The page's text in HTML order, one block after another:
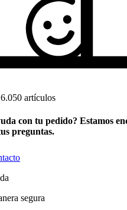
artículos
con tu pedido? Estamos
preguntas.
segura